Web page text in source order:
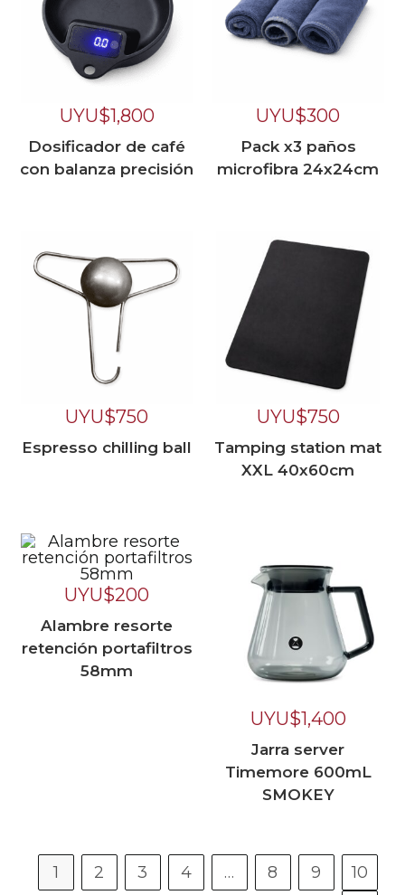
UYU$1,800
Dosificador de café
con balanza precisión
UYU$300
Pack x3 paños
microfibra 24x24cm
UYU$750
Espresso chilling ball
UYU$750
Tamping station mat
XXL 40x60cm
UYU$200
Alambre resorte
retención portafiltros
58mm
UYU$1,400
Jarra server
Timemore 600mL
SMOKEY
1 2 3 4 … 8 9 10